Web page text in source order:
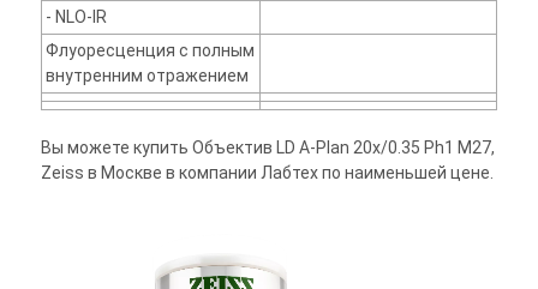
- NLO-IR
Флуоресценция с полным
внутренним отражением
Вы можете купить Объектив LD A-Plan 20x/0.35 Ph1 M27,
Zeiss в Москве в компании Лабтех по наименьшей цене.